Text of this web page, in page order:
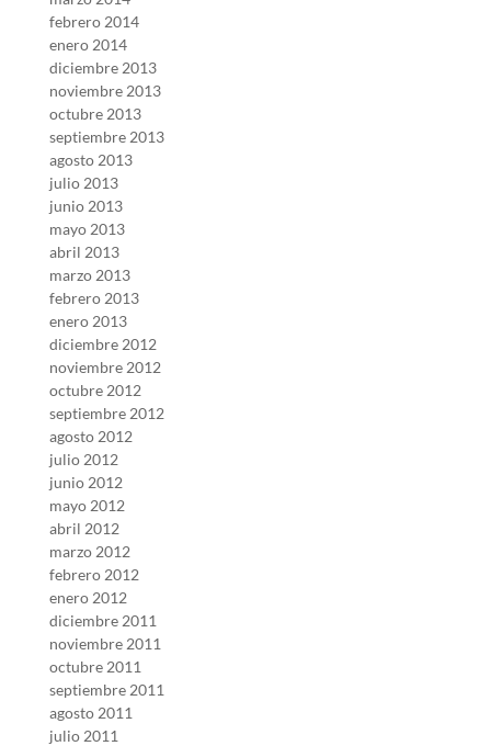
febrero 2014
enero 2014
diciembre 2013
noviembre 2013
octubre 2013
septiembre 2013
agosto 2013
julio 2013
junio 2013
mayo 2013
abril 2013
marzo 2013
febrero 2013
enero 2013
diciembre 2012
noviembre 2012
octubre 2012
septiembre 2012
agosto 2012
julio 2012
junio 2012
mayo 2012
abril 2012
marzo 2012
febrero 2012
enero 2012
diciembre 2011
noviembre 2011
octubre 2011
septiembre 2011
agosto 2011
julio 2011